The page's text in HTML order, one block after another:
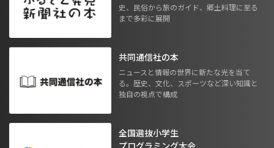
史、民俗から旅のガイド、郷土料理に至る
まで多彩に展開
共同通信社の本
ニュースと情報の世界に新たな光を当て
る。歴史、文化、スポーツなど深い知識と
独自の視点で構成
全国選抜小学生